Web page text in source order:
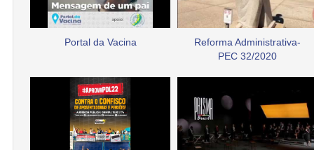
Portal da Vacina
Reforma Administrativa-
PEC 32/2020